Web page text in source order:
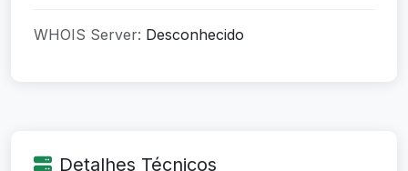
WHOIS Server: Desconhecido
Detalhes Técnicos